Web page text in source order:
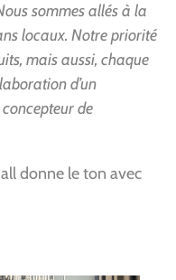
sommes allés à la
locaux. Notre priorité
mais aussi, chaque
d’un
concepteur de
donne le ton avec